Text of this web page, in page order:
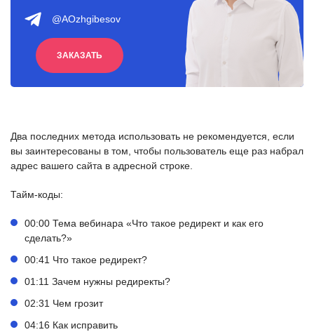
ЗАКАЗАТЬ
@AOzhgibesov
Два последних метода использовать не рекомендуется, если
вы заинтересованы в том, чтобы пользователь еще раз набрал
адрес вашего сайта в адресной строке.
Тайм-коды:
00:00 Тема вебинара «Что такое редирект и как его
сделать?»
00:41 Что такое редирект?
01:11 Зачем нужны редиректы?
02:31 Чем грозит
04:16 Как исправить